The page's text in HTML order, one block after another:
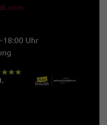
18:00 Uhr